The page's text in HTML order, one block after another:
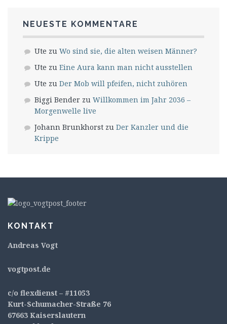
NEUESTE KOMMENTARE
Ute zu Wo sind sie, die alten weisen Männer?
Ute zu Eine Aura kann man nicht ausstellen
Ute zu Der Mob will pfeifen, nicht zuhören
Biggi Bender zu Willkommen im Jahr 2036 –
Morgenwelle live
Johann Brunkhorst zu Der Kanzler und die
Krippe
KONTAKT
Andreas Vogt
vogtpost.de
c/o flexdienst – #11053
Kurt-Schumacher-Straße 76
67663 Kaiserslautern